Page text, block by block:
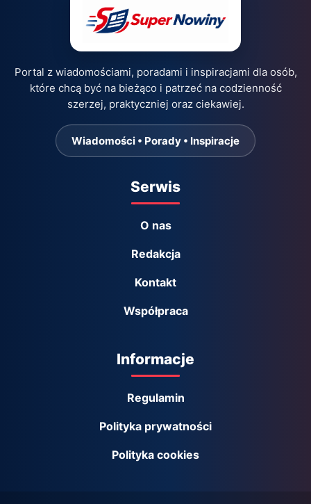
Portal z wiadomościami, poradami i inspiracjami dla osób,
które chcą być na bieżąco i patrzeć na codzienność
szerzej, praktyczniej oraz ciekawiej.
Wiadomości • Porady • Inspiracje
Serwis
O nas
Redakcja
Kontakt
Współpraca
Informacje
Regulamin
Polityka prywatności
Polityka cookies